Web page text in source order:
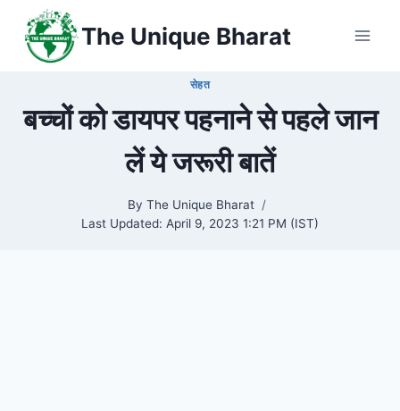
content
The Unique Bharat
सेहत
बच्चों को डायपर पहनाने से पहले जान
लें ये जरूरी बातें
By The Unique Bharat
Last Updated: April 9, 2023 1:21 PM (IST)